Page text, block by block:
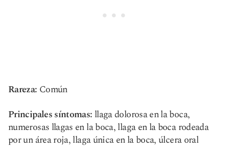
Rareza: Común
Principales síntomas: llaga dolorosa en la boca,
numerosas llagas en la boca, llaga en la boca rodeada
por un área roja, llaga única en la boca, úlcera oral